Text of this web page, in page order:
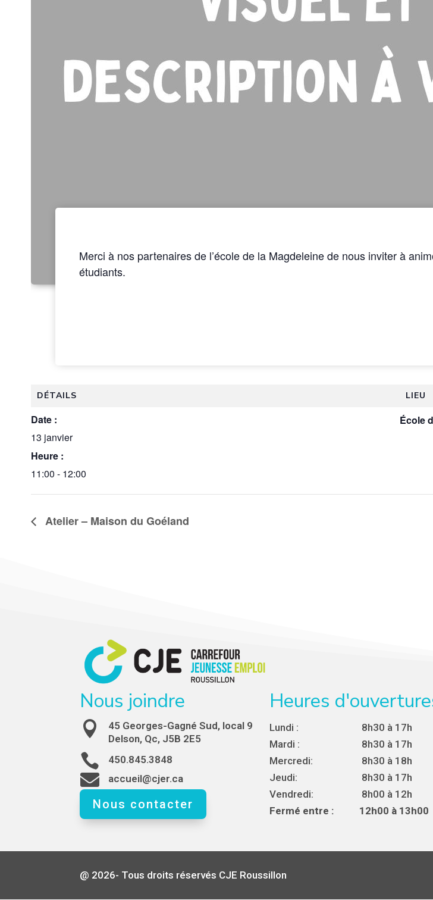
Merci à nos partenaires de l’école de la Magdeleine de nous inviter à
étudiants.
DÉTAILS
Date :
13 janvier
Heure :
11:00 - 12:00
LIEU
École
Atelier – Maison du Goéland
Nous joindre

45 Georges-Gagné Sud, local 9
Delson, Qc, J5B 2E5
 450.845.3848
 accueil@cjer.ca
Nous contacter
Heures
Lundi :
8h30 à 17h
Mardi :
8h30 à 17h
Mercredi:
8h30 à 18h
Jeudi:
8h30 à 17h
Vendredi:
8h00 à 12h
Fermé entre :
12h00 à 13h00
@ 2026- Tous droits réservés CJE Roussillon